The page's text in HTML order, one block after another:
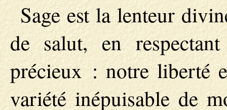
Sage est la lenteur
de salut, en
précieux : notre liberté
variété inépuisable de